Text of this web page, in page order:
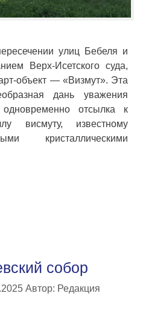
улиц Бебеля и
Верх-Исетского суда,
объект — «Визмут». Эта
дань уважения
отсылка к
висмуту, известному
кристаллическими
собор
Автор: Редакция